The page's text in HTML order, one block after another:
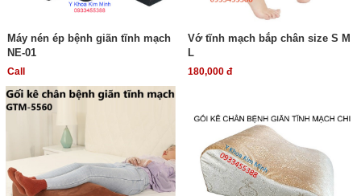
Máy nén ép bệnh giãn tĩnh mạch
NE-01
Call
Vớ tĩnh mạch bắp chân size S M
L
180,000 đ